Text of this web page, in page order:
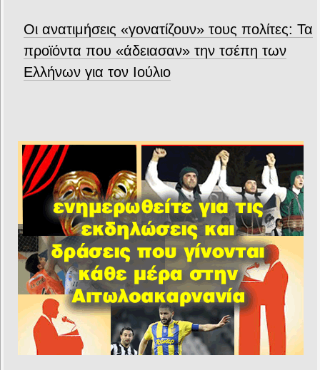
Οι ανατιμήσεις «γονατίζουν» τους πολίτες: Τα
προϊόντα που «άδειασαν» την τσέπη των
Ελλήνων για τον Ιούλιο